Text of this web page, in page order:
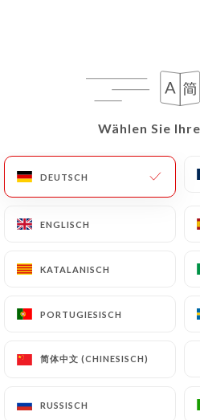
Wählen Sie
DEUTSCH
ENGLISCH
KATALANISCH
PORTUGIESISCH
简体中文 (CHINESISCH)
RUSSISCH
Galerie
Wählen Sie
DEUTSCH
ENGLISCH
KATALANISCH
PORTUGIESISCH
简体中文 (CHINESISCH)
RUSSISCH